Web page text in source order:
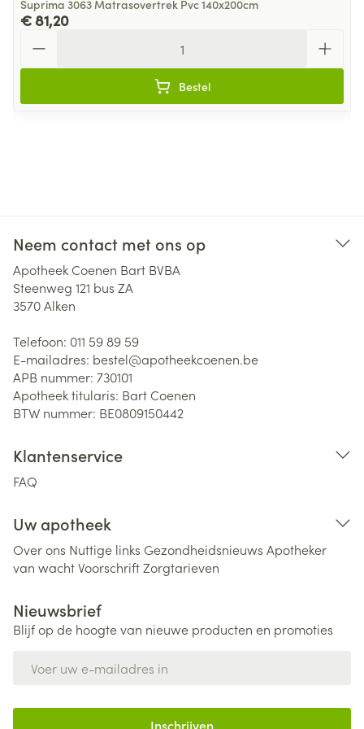
Suprima 3063 Matrasovertrek Pvc 140x200cm
€ 81,20
Bestel
Neem contact met ons op
Apotheek Coenen Bart BVBA
Steenweg 121 bus ZA
3570Alken
Telefoon: 011 59 89 59
E-mailadres: bestel@apotheekcoenen.be
APB nummer: 730101
Apotheek titularis: Bart Coenen
BTW nummer: BE0809150442
Klantenservice
FAQ
Uw apotheek
Over ons Nuttige links Gezondheidsnieuws Apotheker
van wachtVoorschriftZorgtarieven
Nieuwsbrief
Blijf op de hoogte van nieuwe producten en promoties
Inschrijven